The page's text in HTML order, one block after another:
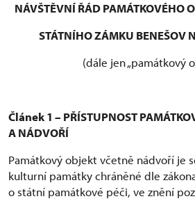
NÁVŠTĚVNÍ ŘÁD PAMÁTKOVÉHO
STÁTNÍHO ZÁMKU BENEŠOV
(dále jen „památkový
Článek 1 – PŘÍSTUPNOST
A NÁDVOŘÍ
Památkový objekt včetně nádvoří je
kulturní památky chráněné dle
o státní památkové péči, ve znění